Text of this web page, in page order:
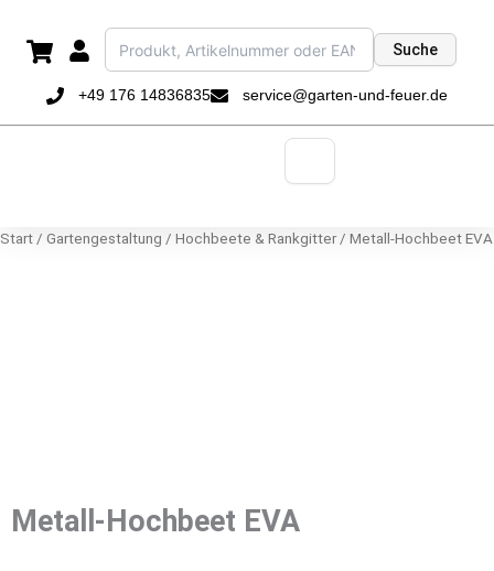
Inhalt
springen
+49 176 14836835 service@garten-und-feuer.de
Suche
Start / Gartengestaltung / Hochbeete & Rankgitter/ Metall-Hochbeet EVA
Metall-Hochbeet EVA